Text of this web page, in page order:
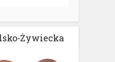
Żywiecka